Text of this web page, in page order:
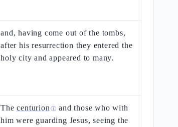
and, having come out of the tombs,
after his resurrection they entered the
holy city and appeared to many.
Thecenturion ⓘ and those who with
him were guarding Jesus, seeing the